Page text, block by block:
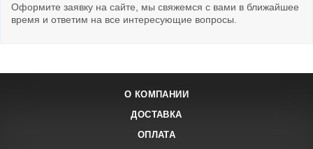
Оформите заявку на сайте, мы свяжемся с вами в ближайшее
время и ответим на все интересующие вопросы.
О КОМПАНИИ
ДОСТАВКА
ОПЛАТА